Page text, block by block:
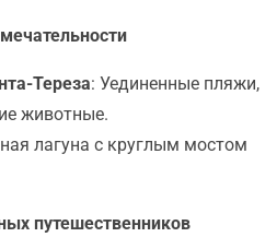
Тереза: Уединенные пляжи,
животные.
лагуна с круглым мостом
путешественников